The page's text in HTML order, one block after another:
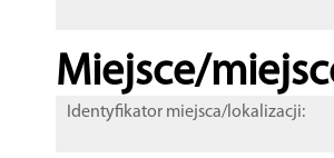
Miejsce/
Identyfikator miejsca/lokalizacji: